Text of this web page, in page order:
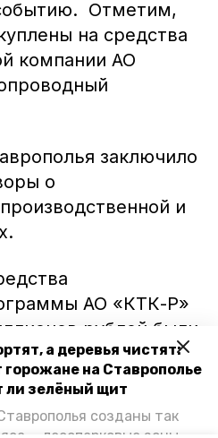
а деревья чистят:
на Ставрополье
ли зелёный щит
созданы так
Отметим,
на средства
компании АО
заключило
о
и
АО «КТК-Р»
рублей были
пятнистого и
для природных
- сообщили в